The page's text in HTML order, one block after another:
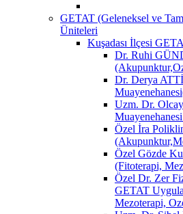
GETAT (Geleneksel ve
Üniteleri
Kuşadası İlçesi
Dr. Ruhi
Dr. Derya
Uzm. Dr.
Özel İra
Özel Gözde
(Fitoterapi,
Özel Dr. Zer
GETAT
Mezoterapi,